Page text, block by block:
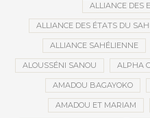
ALLIANCE DES
ALLIANCE DES ÉTATS DU
ALLIANCE SAHÉLIENNE
ALOUSSÉNI SANOU ALPHA
AMADOU BAGAYOKO
AMADOU ET MARIAM